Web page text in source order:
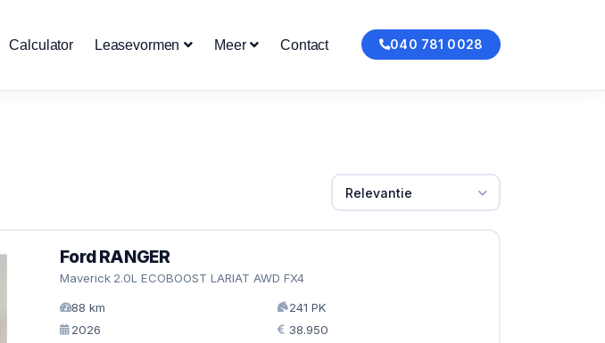
040 781 0028
Calculator Leasevormen Meer Contact
Relevantie
Ford RANGER
Maverick 2.0L ECOBOOST LARIAT AWD FX4
88 km
241 PK
2026
38.950